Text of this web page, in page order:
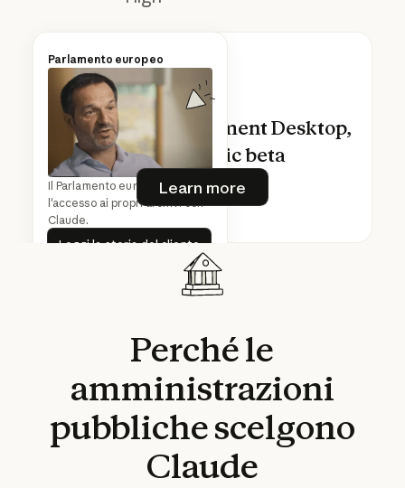
Parlamento europeo
Riproduci video
Il Parlamento europeo amplia
l'accesso ai propri archivi con
Claude.
Leggi la storia del cliente
Leggi la storia del cliente
Claude for Government Desktop,
now in public beta
Learn more
Learn more
Perchéle
amministrazioni
pubblichescelgono
Claude